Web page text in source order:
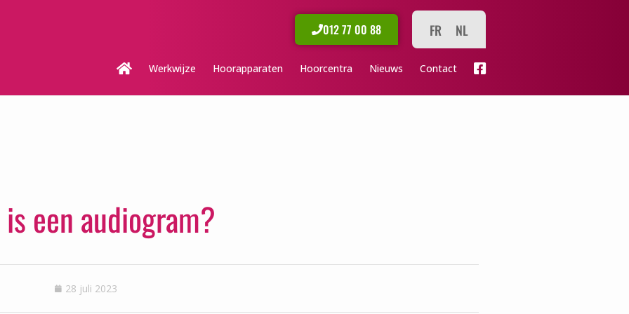
012 77 00 88 FR NL
Werkwijze Hoorapparaten Hoorcentra Nieuws Contact
een audiogram?
28 juli 2023